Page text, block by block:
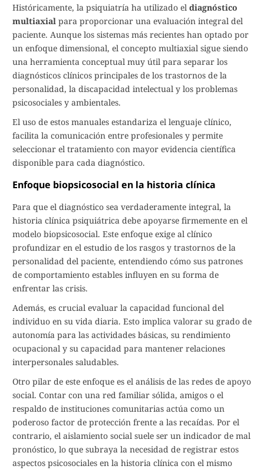
Históricamente, la psiquiatría ha utilizado el diagnóstico
multiaxial para proporcionar una evaluación integral del
paciente. Aunque los sistemas más recientes han optado por
un enfoque dimensional, el concepto multiaxial sigue siendo
una herramienta conceptual muy útil para separar los
diagnósticos clínicos principales de los trastornos de la
personalidad, la discapacidad intelectual y los problemas
psicosociales y ambientales.
El uso de estos manuales estandariza el lenguaje clínico,
facilita la comunicación entre profesionales y permite
seleccionar el tratamiento con mayor evidencia científica
disponible para cada diagnóstico.
Enfoque biopsicosocial en la historia clínica
Para que el diagnóstico sea verdaderamente integral, la
historia clínica psiquiátrica debe apoyarse firmemente en el
modelo biopsicosocial. Este enfoque exige al clínico
profundizar en el estudio de los rasgos y trastornos de la
personalidad del paciente, entendiendo cómo sus patrones
de comportamiento estables influyen en su forma de
enfrentar las crisis.
Además, es crucial evaluar la capacidad funcional del
individuo en su vida diaria. Esto implica valorar su grado de
autonomía para las actividades básicas, su rendimiento
ocupacional y su capacidad para mantener relaciones
interpersonales saludables.
Otro pilar de este enfoque es el análisis de las redes de apoyo
social. Contar con una red familiar sólida, amigos o el
respaldo de instituciones comunitarias actúa como un
poderoso factor de protección frente a las recaídas. Por el
contrario, el aislamiento social suele ser un indicador de mal
pronóstico, lo que subraya la necesidad de registrar estos
aspectos psicosociales en la historia clínica con el mismo